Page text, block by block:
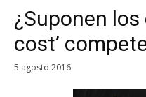
¿Suponen los
cost’
5 agosto 2016